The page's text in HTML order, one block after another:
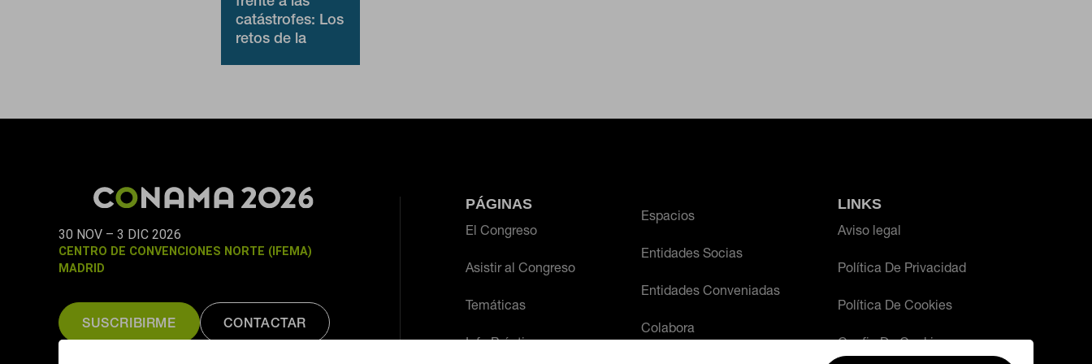
catástrofes: Los
retos de la
30 NOV – 3 DIC 2026
CENTRO DE CONVENCIONES NORTE (IFEMA)
MADRID
SUSCRIBIRME CONTACTAR
PÁGINAS
El Congreso
Asistir al Congreso
Temáticas
Info Práctica
Espacios
Entidades Socias
Entidades Conveniadas
Colabora
LINKS
Aviso legal
Política De Privacidad
Política De Cookies
Config De Cookies
Puedes volver a configurar tus cookies desde la sección "Configuración de cookies" al pie de la página. También puedes consultar nuestra